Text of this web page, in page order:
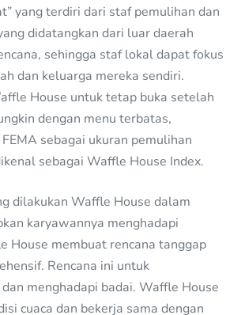
yang terdiri dari staf pemulihan dan
didatangkan dari luar daerah
sehingga staf lokal dapat fokus
dan keluarga mereka sendiri.
House untuk tetap buka setelah
dengan menu terbatas,
sebagai ukuran pemulihan
sebagai Waffle House Index.
dilakukan Waffle House dalam
karyawannya menghadapi
House membuat rencana tanggap
Rencana ini untuk
menghadapi badai. Waffle House
cuaca dan bekerja sama dengan